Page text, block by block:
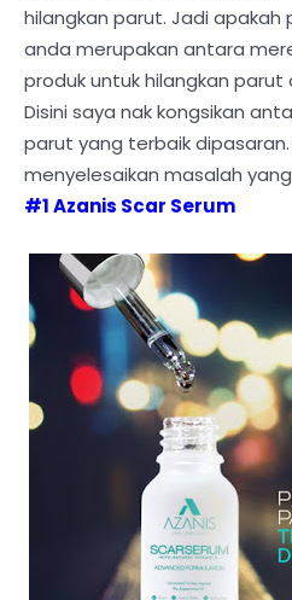
hilangkan parut. Jadi apakah
anda merupakan antara
produk untuk hilangkan parut
Disini saya nak kongsikan
parut yang terbaik
menyelesaikan masalah
#1 Azanis Scar Serum